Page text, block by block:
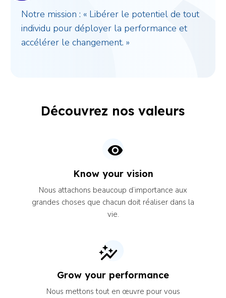
Notre mission : « Libérer le potentiel de tout
individu pour déployer la performance et
accélérer le changement. »
Découvrez nos valeurs
Know your vision
Nous attachons beaucoup d’importance aux
grandes choses que chacun doit réaliser dans la
vie.
Grow your performance
Nous mettons tout en œuvre pour vous